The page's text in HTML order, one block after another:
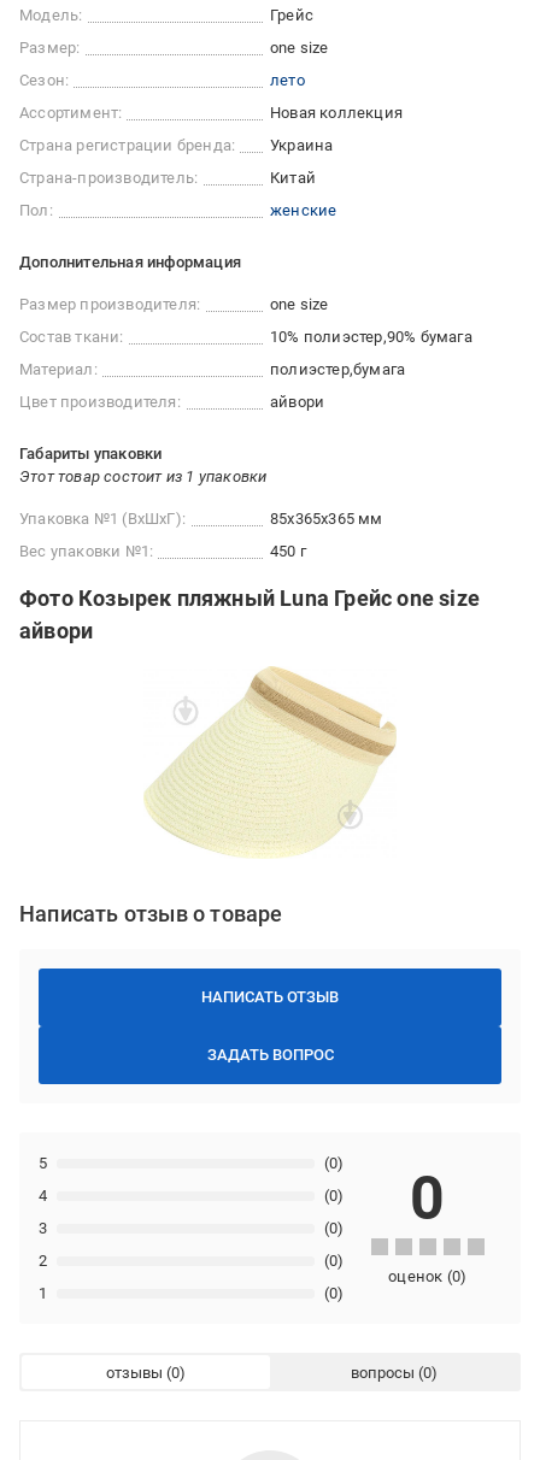
Модель:
Грейс
Размер:
one size
Сезон:
лето
Ассортимент:
Новая коллекция
Страна регистрации бренда:
Украина
Страна-производитель:
Китай
Пол:
женские
Дополнительная информация
Размер производителя:
one size
Состав ткани:
10% полиэстер 90% бумага
Материал:
полиэстер бумага
Цвет производителя:
айвори
Габариты упаковки
Этот товар состоит из 1 упаковки
Упаковка №1 (ВхШхГ):
85x365x365 мм
Вес упаковки №1:
450 г
Фото Козырек пляжный Luna Грейс one size
айвори
Написать отзыв о товаре
НАПИСАТЬ ОТЗЫВ
ЗАДАТЬ ВОПРОС
1 (0)
2 (0)
3 (0)
4 (0)
5 (0)
0
оценок (0)
отзывы вопросы